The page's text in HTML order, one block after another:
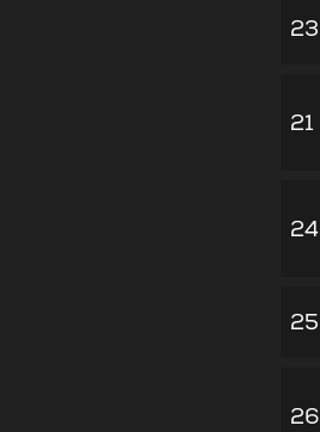
23
21
24
25
26